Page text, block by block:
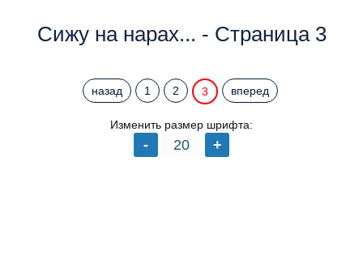
Сижу на нарах... - Страница 3
назад 1 2 3 вперед
Изменить размер шрифта: